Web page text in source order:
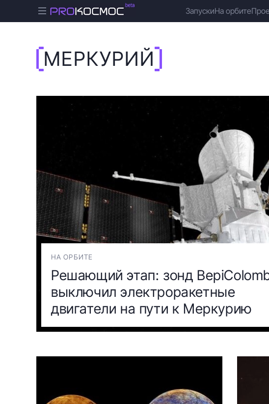
ЗапускиНа орбите
МЕРКУРИЙ
НА ОРБИТЕ
Решающий этап: зонд
выключил электроракетные
двигатели на пути к Меркурию